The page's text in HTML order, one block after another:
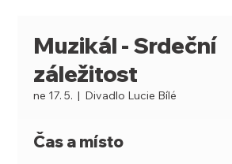
Muzikál - Srdeční
záležitost
ne 17. 5.
  |
Divadlo Lucie Bílé
Čas a místo